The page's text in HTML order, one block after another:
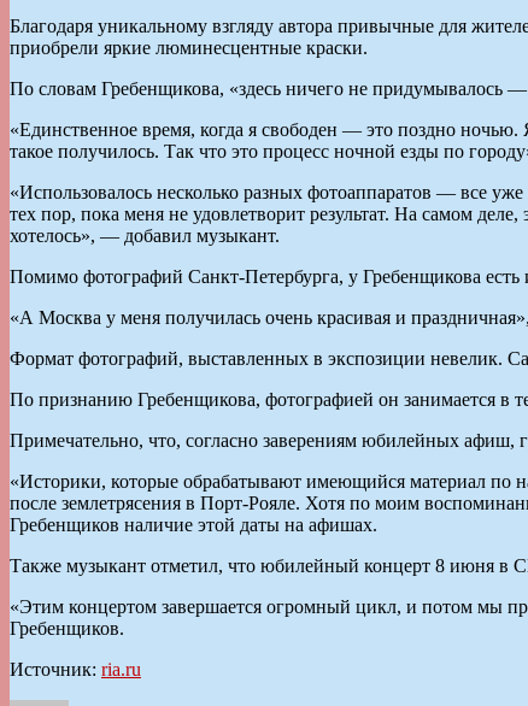
Благодаря уникальному взгляду автора привычные для
приобрели яркие люминесцентные краски.
По словам Гребенщикова, «здесь ничего не придумывалось
«Единственное время, когда я свободен — это поздно
такое получилось. Так что это процесс ночной езды по
«Использовалось несколько разных фотоаппаратов — все
тех пор, пока меня не удовлетворит результат. На самом
хотелось», — добавил музыкант.
Помимо фотографий Санкт-Петербурга, у Гребенщикова
«А Москва у меня получилась очень красивая и
Формат фотографий, выставленных в экспозиции невелик.
По признанию Гребенщикова, фотографией он занимается в
Примечательно, что, согласно заверениям юбилейных афиш,
«Историки, которые обрабатывают имеющийся материал по
после землетрясения в Порт-Рояле. Хотя по моим
Гребенщиков наличие этой даты на афишах.
Также музыкант отметил, что юбилейный концерт 8 июня в
«Этим концертом завершается огромный цикл, и потом мы
Гребенщиков.
Источник: ria.ru